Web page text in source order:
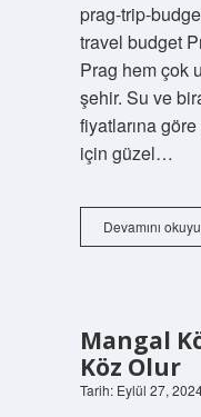
prag-trip-
travel budget
Prag hem çok
şehir. Su ve
fiyatlarına
için güzel…
Devamını
Mangal
Köz Olur
Tarih: Eylül 27,